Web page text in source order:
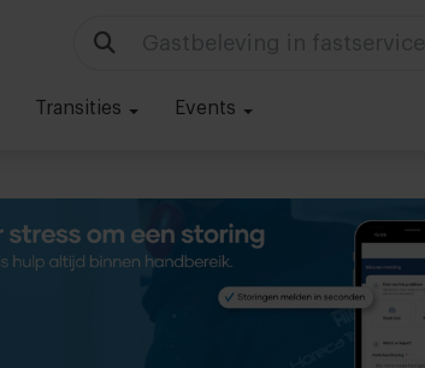
Gastbeleving in fastservice
Transities Events